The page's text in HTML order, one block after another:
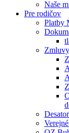
Naše
Pre rodičov
Platby